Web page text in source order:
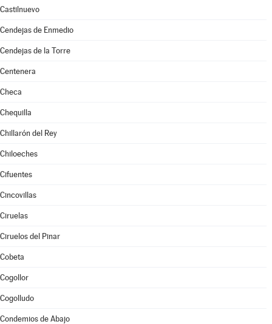
Castilnuevo
Cendejas de Enmedio
Cendejas de la Torre
Centenera
Checa
Chequilla
Chillarón del Rey
Chiloeches
Cifuentes
Cincovillas
Ciruelas
Ciruelos del Pinar
Cobeta
Cogollor
Cogolludo
Condemios de Abajo